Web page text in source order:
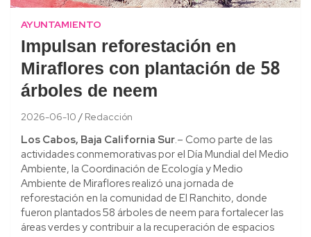
AYUNTAMIENTO
Impulsan reforestación en
Miraflores con plantación de 58
árboles de neem
2026-06-10 Redacción
Los Cabos, Baja California Sur.– Como parte de las
actividades conmemorativas por el Día Mundial del Medio
Ambiente, la Coordinación de Ecología y Medio
Ambiente de Miraflores realizó una jornada de
reforestación en la comunidad de El Ranchito, donde
fueron plantados 58 árboles de neem para fortalecer las
áreas verdes y contribuir a la recuperación de espacios